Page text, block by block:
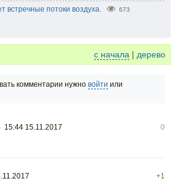
встречные потоки воздуха. 673
с начала | дерево
комментарии нужно войти или
15:44 15.11.2017
0
+1